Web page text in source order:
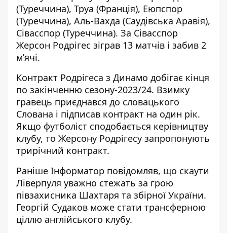
(Туреччина), Труа (Франція), Еюпспор
(Туреччина), Аль-Вахда (Саудівська Аравія),
Сівасспор (Туреччина). За Сівасспор
Жерсон Родрігес зіграв 13 матчів і забив 2
м’ячі.
Контракт Родрігеса з Динамо добігає кінця
по закінченню сезону-2023/24. Взимку
гравець приєднався до словацького
Слована і підписав контракт на один рік.
Якщо футболіст сподобається керівництву
клубу, то Жерсону Родрігесу запропонують
трирічний контракт.
Раніше Інформатор повідомляв, що скаути
Ліверпуля уважно стежать за грою
півзахисника Шахтаря та збірної України.
Георгій Судаков може стати трансферною
ціллю англійського клубу.